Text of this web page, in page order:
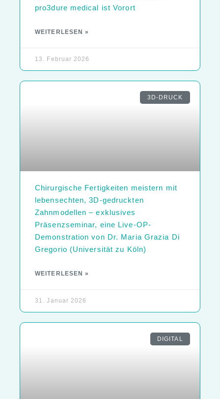
pro3dure medical ist Vorort
WEITERLESEN »
13. Februar 2026
3D-DRUCK
Chirurgische Fertigkeiten meistern mit
lebensechten, 3D-gedruckten
Zahnmodellen – exklusives
Präsenzseminar, eine Live-OP-
Demonstration von Dr. Maria Grazia Di
Gregorio (Universität zu Köln)
WEITERLESEN »
31. Januar 2026
DIGITAL